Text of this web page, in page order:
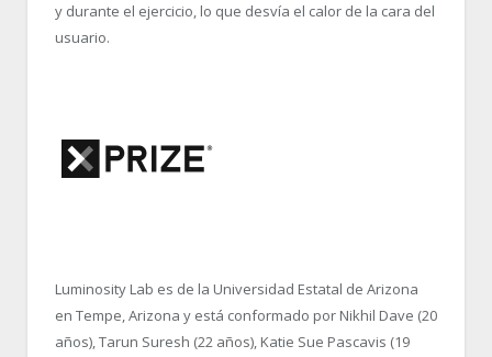
y durante el ejercicio, lo que desvía el calor de la cara del
usuario.
Luminosity Lab es de la Universidad Estatal de Arizona
en Tempe, Arizona y está conformado por Nikhil Dave (20
años), Tarun Suresh (22 años), Katie Sue Pascavis (19